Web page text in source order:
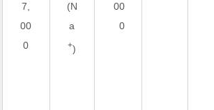
7,
00
0
(N
a
+)
00
0